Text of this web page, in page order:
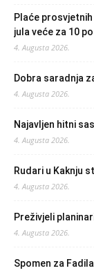
Plaće
jula veće za 10
4. Augusta 2026.
Dobra saradnja
4. Augusta 2026.
Najavljen hitni
4. Augusta 2026.
Rudari u Kaknju
4. Augusta 2026.
Preživjeli
4. Augusta 2026.
Spomen za